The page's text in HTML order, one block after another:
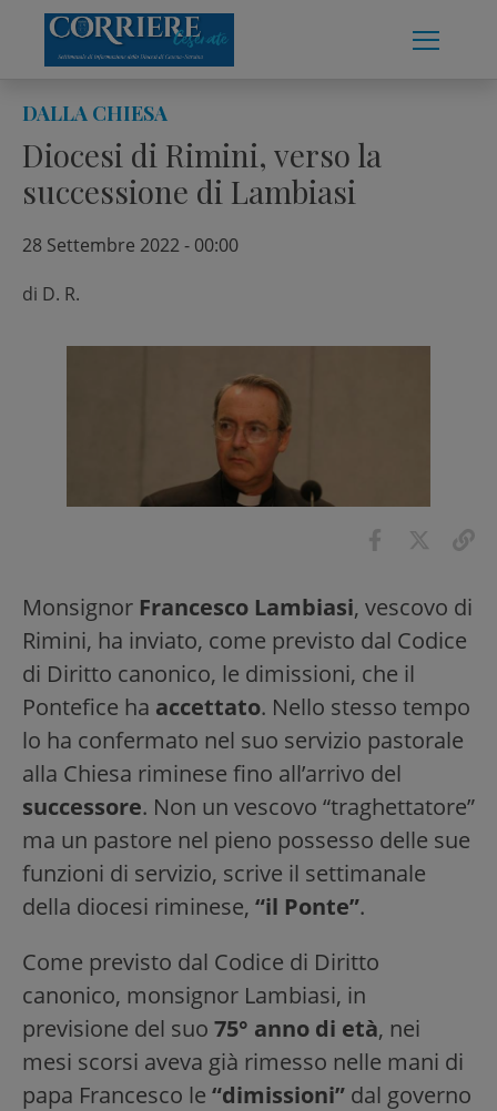
content
DALLA CHIESA
Diocesi di Rimini, verso la
successione di Lambiasi
28 Settembre 2022 - 00:00
di D. R.
Monsignor Francesco Lambiasi, vescovo di
Rimini, ha inviato, come previsto dal Codice
di Diritto canonico, le dimissioni, che il
Pontefice ha accettato. Nello stesso tempo
lo ha confermato nel suo servizio pastorale
alla Chiesa riminese fino all’arrivo del
successore. Non un vescovo “traghettatore”
ma un pastore nel pieno possesso delle sue
funzioni di servizio, scrive il settimanale
della diocesi riminese, “il Ponte”.
Come previsto dal Codice di Diritto
canonico, monsignor Lambiasi, in
previsione del suo 75° anno di età, nei
mesi scorsi aveva già rimesso nelle mani di
papa Francesco le “dimissioni” dal governo